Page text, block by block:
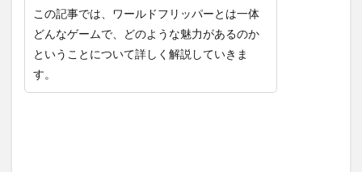
この記事では、ワールドフリッパーとは一体
どんなゲームで、どのような魅力があるのか
ということについて詳しく解説していきま
す。